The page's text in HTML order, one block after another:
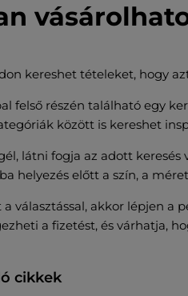
kereshet tételeket, hogy
felső részén található egy
között is kereshet
látni fogja az adott
helyezés előtt a szín, a
választással, akkor lépjen a
a fizetést, és várhatja,
cikkek